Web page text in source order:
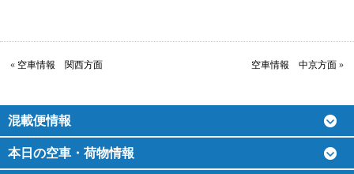
« 空車情報 関西方面 空車情報 中京方面 »
混載便情報
本日の空車・荷物情報